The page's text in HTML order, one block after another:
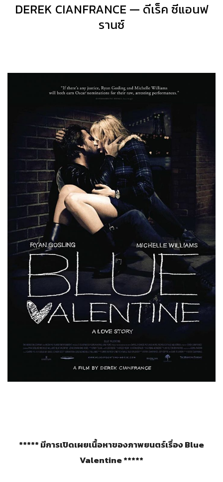
DEREK CIANFRANCE — ดีเร็ค ซีแอนฟ
รานซ์
***** มีการเปิดเผยเนื้อหาของภาพยนตร์เรื่อง Blue
Valentine *****